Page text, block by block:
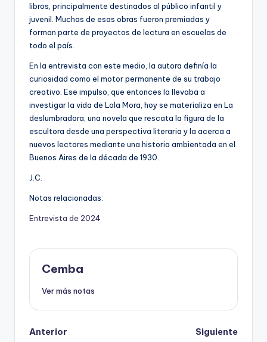
libros, principalmente destinados al público infantil y
juvenil. Muchas de esas obras fueron premiadas y
forman parte de proyectos de lectura en escuelas de
todo el país.
En la entrevista con este medio, la autora definía la
curiosidad como el motor permanente de su trabajo
creativo. Ese impulso, que entonces la llevaba a
investigar la vida de Lola Mora, hoy se materializa en La
deslumbradora, una novela que rescata la figura de la
escultora desde una perspectiva literaria y la acerca a
nuevos lectores mediante una historia ambientada en el
Buenos Aires de la década de 1930.
J.C.
Notas relacionadas:
Entrevista de 2024
Cemba
Ver más notas
Post
Anterior Siguiente